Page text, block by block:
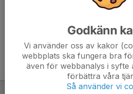
Godkänn
Vi använder oss av kakor
webbplats ska fungera bra
även för webbanalys i syfte
förbättra våra
Så använder vi